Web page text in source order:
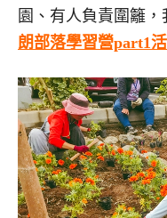
園、有人負責圍籬
朗部落學習營part1